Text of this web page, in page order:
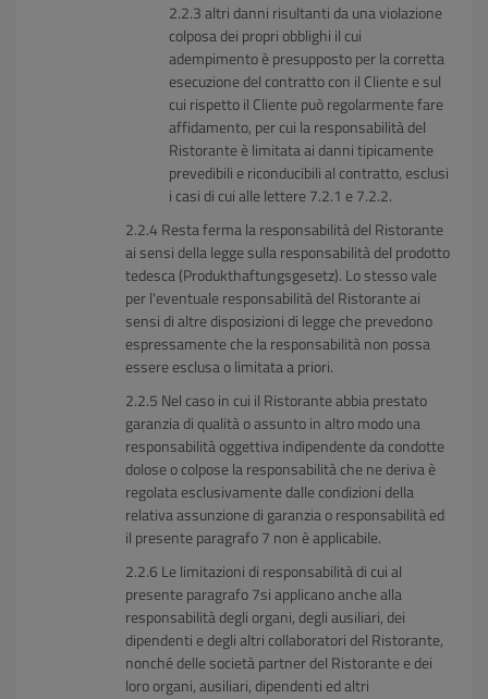
altri danni risultanti da una violazione
colposa dei propri obblighi il cui
adempimento è presupposto per la corretta
esecuzione del contratto con il Cliente e sul
cui rispetto il Cliente può regolarmente fare
affidamento, per cui la responsabilità del
Ristorante è limitata ai danni tipicamente
prevedibili e riconducibili al contratto, esclusi
i casi di cui alle lettere 7.2.1 e 7.2.2.
Resta ferma la responsabilità del Ristorante
ai sensi della legge sulla responsabilità del prodotto
tedesca (Produkthaftungsgesetz). Lo stesso vale
per l'eventuale responsabilità del Ristorante ai
sensi di altre disposizioni di legge che prevedono
espressamente che la responsabilità non possa
essere esclusa o limitata a priori.
Nel caso in cui il Ristorante abbia prestato
garanzia di qualità o assunto in altro modo una
responsabilità oggettiva indipendente da condotte
dolose o colpose la responsabilità che ne deriva è
regolata esclusivamente dalle condizioni della
relativa assunzione di garanzia o responsabilità ed
il presente paragrafo 7 non è applicabile.
Le limitazioni di responsabilità di cui al
presente paragrafo 7si applicano anche alla
responsabilità degli organi, degli ausiliari, dei
dipendenti e degli altri collaboratori del Ristorante,
nonché delle società partner del Ristorante e dei
loro organi, ausiliari, dipendenti ed altri